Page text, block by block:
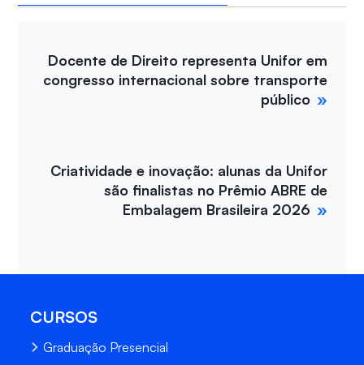
Docente de Direito representa Unifor em
congresso internacional sobre transporte
público
Criatividade e inovação: alunas da Unifor
são finalistas no Prêmio ABRE de
Embalagem Brasileira 2026
CURSOS
Graduação Presencial